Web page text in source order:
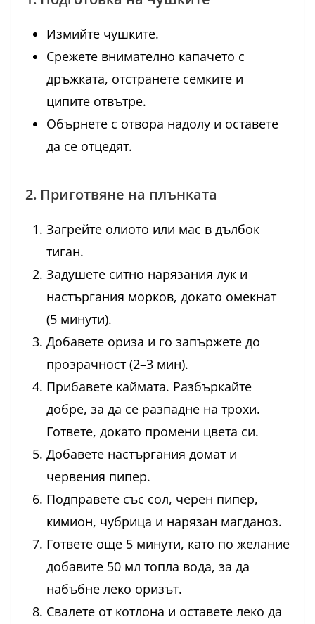
Измийте чушките.
Срежете внимателно капачето с
дръжката, отстранете семките и
ципите отвътре.
Обърнете с отвора надолу и оставете
да се отцедят.
2. Приготвяне на плънката
Загрейте олиото или мас в дълбок
тиган.
Задушете ситно нарязания лук и
настъргания морков, докато омекнат
(5 минути).
Добавете ориза и го запържете до
прозрачност (2–3 мин).
Прибавете каймата. Разбъркайте
добре, за да се разпадне на трохи.
Гответе, докато промени цвета си.
Добавете настъргания домат и
червения пипер.
Подправете със сол, черен пипер,
кимион, чубрица и нарязан магданоз.
Гответе още 5 минути, като по желание
добавите 50 мл топла вода, за да
набъбне леко оризът.
Свалете от котлона и оставете леко да